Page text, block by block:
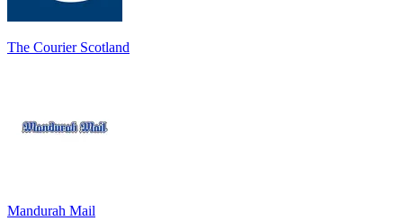
The Courier Scotland
Mandurah Mail